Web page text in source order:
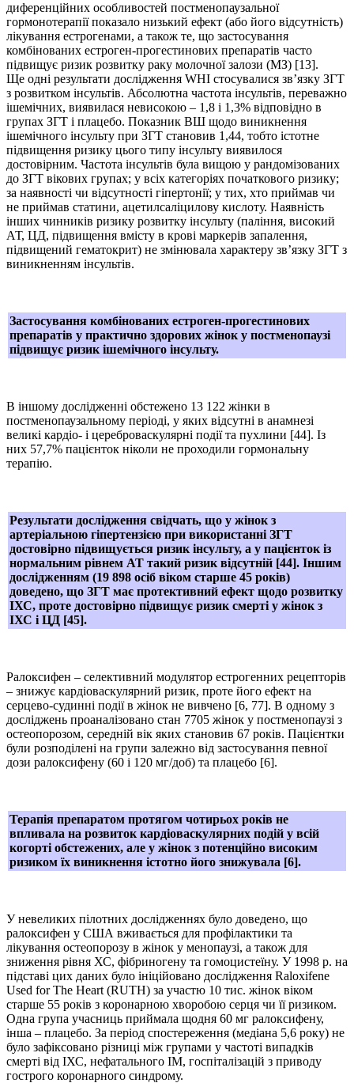
диференційних особливостей постменопаузальної
гормонотерапії показало низький ефект (або його відсутність)
лікування естрогенами, а також те, що застосування
комбінованих естроген-прогестинових препаратів часто
підвищує ризик розвитку раку молочної залози (МЗ) [13].
Ще одні результати дослідження WHI стосувалися зв’язку ЗГТ
з розвитком інсультів. Абсолютна частота інсультів, переважно
ішемічних, виявилася невисокою – 1,8 і 1,3% відповідно в
групах ЗГТ і плацебо. Показник ВШ щодо виникнення
ішемічного інсульту при ЗГТ становив 1,44, тобто істотне
підвищення ризику цього типу інсульту виявилося
достовірним. Частота інсультів була вищою у рандомізованих
до ЗГТ вікових групах; у всіх категоріях початкового ризику;
за наявності чи відсутності гіпертонії; у тих, хто приймав чи
не приймав статини, ацетилсаліцилову кислоту. Наявність
інших чинників ризику розвитку інсульту (паління, високий
АТ, ЦД, підвищення вмісту в крові маркерів запалення,
підвищений гематокрит) не змінювала характеру зв’язку ЗГТ з
виникненням інсультів.
Застосування комбінованих естроген-прогестинових
препаратів у практично здорових жінок у постменопаузі
підвищує ризик ішемічного інсульту.
В іншому дослідженні обстежено 13 122 жінки в
постменопаузальному періоді, у яких відсутні в анамнезі
великі кардіо- і цереброваскулярні події та пухлини [44]. Із
них 57,7% пацієнток ніколи не проходили гормональну
терапію.
Результати дослідження свідчать, що у жінок з
артеріальною гіпертензією при використанні ЗГТ
достовірно підвищується ризик інсульту, а у пацієнток із
нормальним рівнем АТ такий ризик відсутній [44]. Іншим
дослідженням (19 898 осіб віком старше 45 років)
доведено, що ЗГТ має протективний ефект щодо розвитку
ІХС, проте достовірно підвищує ризик смерті у жінок з
ІХС і ЦД [45].
Ралоксифен – селективний модулятор естрогенних рецепторів
– знижує кардіоваскулярний ризик, проте його ефект на
серцево-судинні події в жінок не вивчено [6, 77]. В одному з
досліджень проаналізовано стан 7705 жінок у постменопаузі з
остеопорозом, середній вік яких становив 67 років. Пацієнтки
були розподілені на групи залежно від застосування певної
дози ралоксифену (60 і 120 мг/доб) та плацебо [6].
Терапія препаратом протягом чотирьох років не
впливала на розвиток кардіоваскулярних подій у всій
когорті обстежених, але у жінок з потенційно високим
ризиком їх виникнення істотно його знижувала [6].
У невеликих пілотних дослідженнях було доведено, що
ралоксифен у США вживається для профілактики та
лікування остеопорозу в жінок у менопаузі, а також для
зниження рівня ХС, фібриногену та гомоцистеїну. У 1998 р. на
підставі цих даних було ініційовано дослідження Raloxifene
Used for The Heart (RUTH) за участю 10 тис. жінок віком
старше 55 років з коронарною хворобою серця чи її ризиком.
Одна група учасниць приймала щодня 60 мг ралоксифену,
інша – плацебо. За період спостереження (медіана 5,6 року) не
було зафіксовано різниці між групами у частоті випадків
смерті від ІХС, нефатального ІМ, госпіталізацій з приводу
гострого коронарного синдрому.